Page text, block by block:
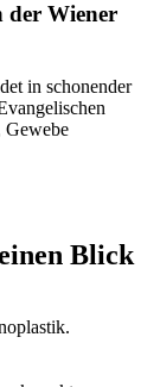
der Wiener
in schonender
Gewebe
Blick